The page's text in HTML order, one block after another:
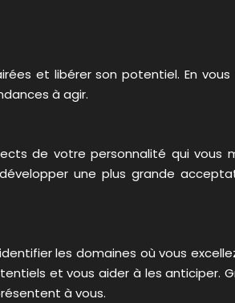
et libérer son potentiel. En
à agir.
de votre personnalité qui vous
une plus grande
les domaines où vous
et vous aider à les anticiper.
à vous.